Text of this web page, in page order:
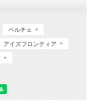
ペルチェ
アイズフロンティア